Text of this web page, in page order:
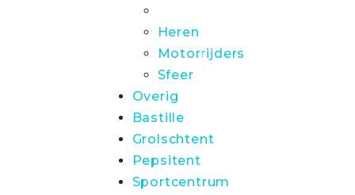
Heren
Motorrijders
Sfeer
Overig
Bastille
Grolschtent
Pepsitent
Sportcentrum